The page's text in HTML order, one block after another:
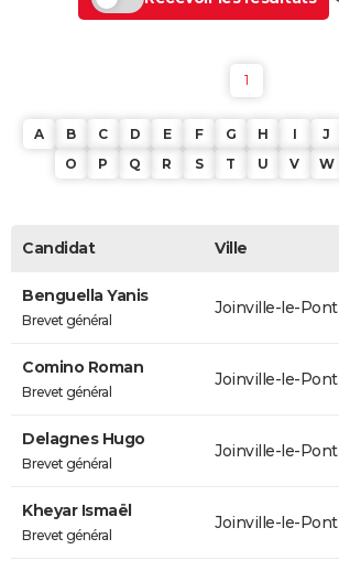
1
A B C D E F G H I J
O
P Q R S T U V W
Candidat Ville
Benguella Yanis
Brevet général
Joinville-le-Pont
Comino Roman
Brevet général
Joinville-le-Pont
Delagnes Hugo
Brevet général
Joinville-le-Pont
Kheyar Ismaël
Brevet général
Joinville-le-Pont